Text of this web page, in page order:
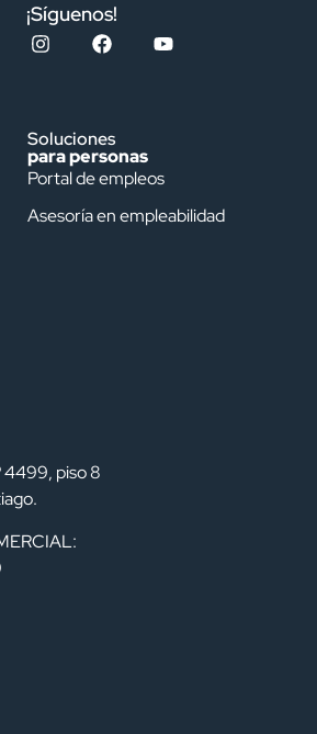
¡Síguenos!
Soluciones
para personas
Portal de empleos
Asesoría en empleabilidad
4499, piso 8